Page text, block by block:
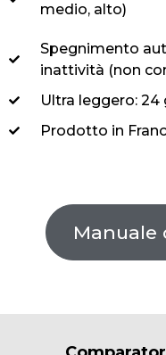
medio, alto)
Spegnimento
inattività (non
Ultra leggero: 24
Prodotto in
Manuale